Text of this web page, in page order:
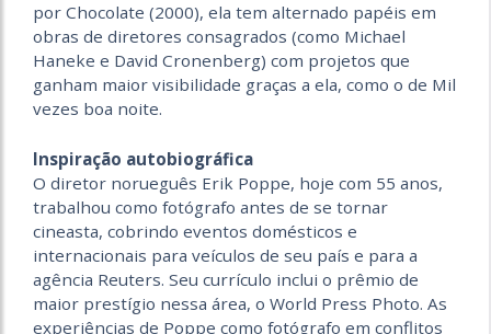
por Chocolate (2000), ela tem alternado papéis em
obras de diretores consagrados (como Michael
Haneke e David Cronenberg) com projetos que
ganham maior visibilidade graças a ela, como o de Mil
vezes boa noite.
Inspiração autobiográfica
O diretor norueguês Erik Poppe, hoje com 55 anos,
trabalhou como fotógrafo antes de se tornar
cineasta, cobrindo eventos domésticos e
internacionais para veículos de seu país e para a
agência Reuters. Seu currículo inclui o prêmio de
maior prestígio nessa área, o World Press Photo. As
experiências de Poppe como fotógrafo em conflitos